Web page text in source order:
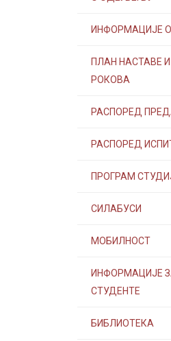
ИНФОРМАЦИЈЕ
ПЛАН НАСТАВЕ
РОКОВА
РАСПОРЕД
РАСПОРЕД
ПРОГРАМ
СИЛАБУСИ
МОБИЛНОСТ
ИНФОРМАЦИЈЕ
СТУДЕНТЕ
БИБЛИОТЕКА